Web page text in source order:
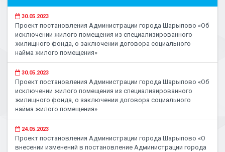
30.05.2023
Проект постановления Администрации города Шарыпово «Об
исключении жилого помещения из специализированного
жилищного фонда, о заключении договора социального
найма жилого помещения»
30.05.2023
Проект постановления Администрации города Шарыпово «Об
исключении жилого помещения из специализированного
жилищного фонда, о заключении договора социального
найма жилого помещения»
24.05.2023
Проект постановления Администрации города Шарыпово «О
внесении изменений в постановление Администрации города